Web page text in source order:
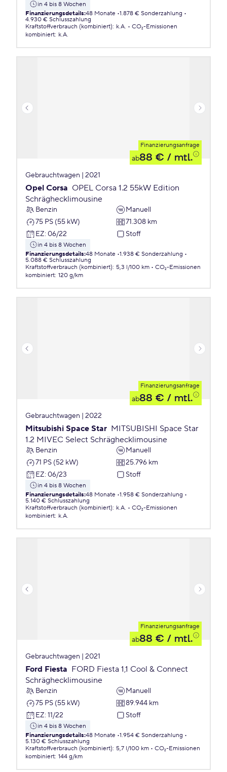
in 4 bis 8 Wochen
Finanzierungsdetails:48 Monate 1.878 € Sonderzahlung
4.930 € Schlusszahlung
Kraftstoffverbrauch (kombiniert): k.A.
CO₂-Emissionen
kombiniert: k.A.
Finanzierungsanfrage
ab88 € / mtl.
Gebrauchtwagen | 2021
Opel Corsa OPEL Corsa 1.2 55kW Edition
Schräghecklimousine
Benzin
Manuell
75 PS (55 kW)
71.308 km
EZ: 06/22 Stoff
in 4 bis 8 Wochen
Finanzierungsdetails:48 Monate 1.938 € Sonderzahlung
5.088 € Schlusszahlung
Kraftstoffverbrauch (kombiniert): 5,3 l/100 km
CO₂-Emissionen
kombiniert: 120 g/km
Finanzierungsanfrage
ab88 € / mtl.
Gebrauchtwagen | 2022
Mitsubishi Space Star MITSUBISHI Space Star
1.2 MIVEC Select Schräghecklimousine
Benzin
Manuell
71 PS (52 kW)
25.796 km
EZ: 06/23 Stoff
in 4 bis 8 Wochen
Finanzierungsdetails:48 Monate 1.958 € Sonderzahlung
5.140 € Schlusszahlung
Kraftstoffverbrauch (kombiniert): k.A.
CO₂-Emissionen
kombiniert: k.A.
Finanzierungsanfrage
ab88 € / mtl.
Gebrauchtwagen | 2021
Ford Fiesta FORD Fiesta 1,1 Cool & Connect
Schräghecklimousine
Benzin
Manuell
75 PS (55 kW)
89.944 km
EZ: 11/22 Stoff
in 4 bis 8 Wochen
Finanzierungsdetails:48 Monate 1.954 € Sonderzahlung
5.130 € Schlusszahlung
Kraftstoffverbrauch (kombiniert): 5,7 l/100 km
CO₂-Emissionen
kombiniert: 144 g/km